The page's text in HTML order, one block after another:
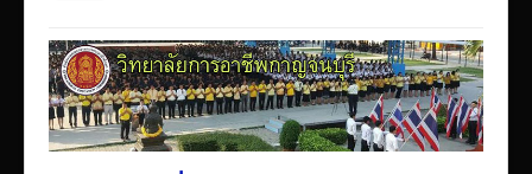
เก
ชั่น
Home
โปรแกรม ศธ02 ออนไลน์
Elearning_kicec